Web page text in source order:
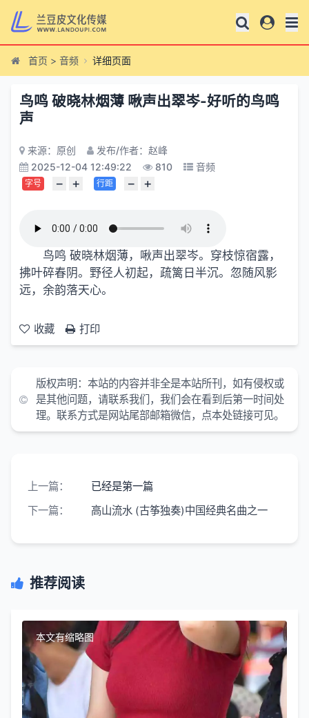
首页 > 音频 详细页面
鸟鸣 破晓林烟薄 啾声出翠岑-好听的鸟鸣
声
来源：原创
发布/作者：赵峰
2025-12-04 12:49:22
810 音频
字号 − + 行距 − +
鸟鸣 破晓林烟薄，啾声出翠岑。穿枝惊宿露，
拂叶碎春阴。野径人初起，疏篱日半沉。忽随风影
远，余韵落天心。
收藏 打印
版权声明： 本站的内容并非全是本站所刊，如有侵权或
是其他问题，请联系我们，我们会在看到后第一时间处
理。联系方式是网站尾部邮箱微信，点本处链接可见。
上一篇：
已经是第一篇
下一篇：
高山流水 (古筝独奏)中国经典名曲之一
推荐阅读
本文有缩略图